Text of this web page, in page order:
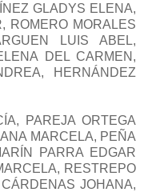
GLADYS ELENA,
ROMERO MORALES
LUIS ABEL,
DEL CARMEN,
HERNÁNDEZ
PAREJA ORTEGA
MARCELA, PEÑA
PARRA EDGAR
RESTREPO
JOHANA,